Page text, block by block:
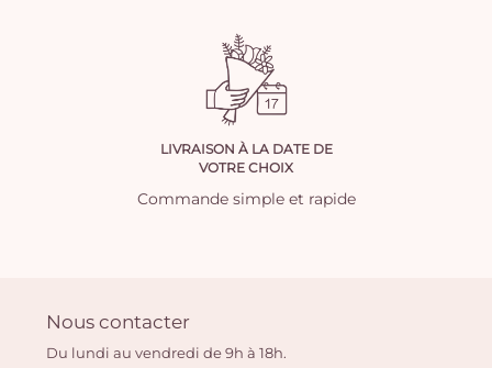
LIVRAISON À LA DATE DE
VOTRE CHOIX
Commande simple et rapide
Nous contacter
Du lundi au vendredi de 9h à 18h.